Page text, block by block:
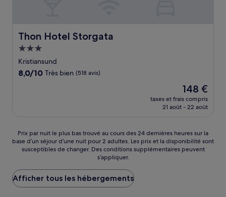
Thon Hotel Storgata
Thon Hotel Storgata
Hébergement
3.0 étoiles
Kristiansund
8.0
8,0/10 Très bien (518 avis)
Le
nouveau
prix
148 €
148 €
taxes et frais compris
21 août - 22 août
Prix
par
nuit
plus
bas
trouvé
Prix par nuit le plus bas trouvé au cours des 24 dernières heures sur la
base d’un séjour d’une nuit pour 2 adultes. Les prix et la disponibilité sont
susceptibles de changer. Des conditions supplémentaires peuvent
s’appliquer.
Afficher tous les hébergements